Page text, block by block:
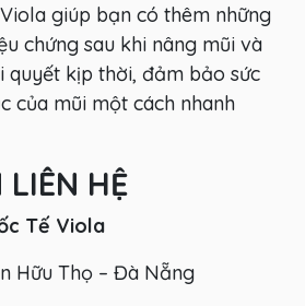
giúp bạn có thêm những
chứng sau khi nâng mũi và
quyết kịp thời, đảm bảo sức
của mũi một cách nhanh
HỆ
Tế Viola
Hữu Thọ – Đà Nẵng